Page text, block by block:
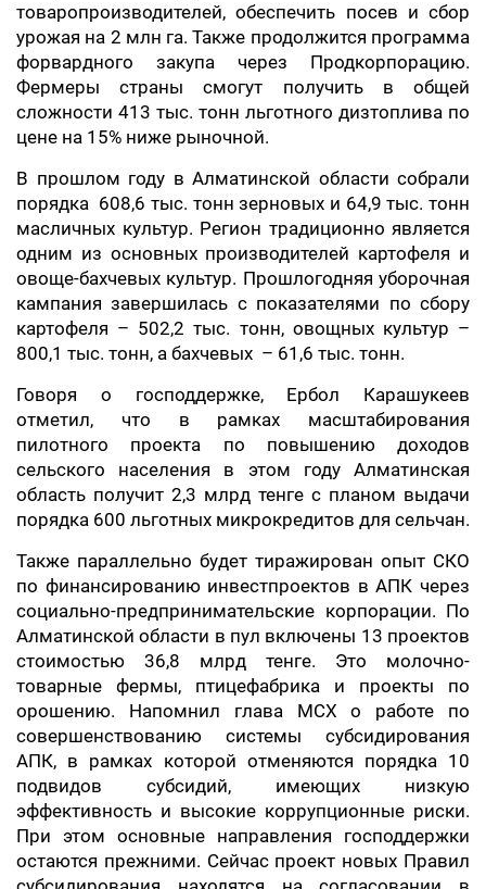
товаропроизводителей, обеспечить посев и сбор
урожая на 2 млн га. Также продолжится программа
форвардного закупа через Продкорпорацию.
Фермеры страны смогут получить в общей
сложности 413 тыс. тонн льготного дизтоплива по
цене на 15% ниже рыночной.
В прошлом году в Алматинской области собрали
порядка 608,6 тыс. тонн зерновых и 64,9 тыс. тонн
масличных культур. Регион традиционно является
одним из основных производителей картофеля и
овоще-бахчевых культур. Прошлогодняя уборочная
кампания завершилась с показателями по сбору
картофеля – 502,2 тыс. тонн, овощных культур –
800,1 тыс. тонн, а бахчевых – 61,6 тыс. тонн.
Говоря о господдержке, Ербол Карашукеев
отметил, что в рамках масштабирования
пилотного проекта по повышению доходов
сельского населения в этом году Алматинская
область получит 2,3 млрд тенге с планом выдачи
порядка 600 льготных микрокредитов для сельчан.
Также параллельно будет тиражирован опыт СКО
по финансированию инвестпроектов в АПК через
социально-предпринимательские корпорации. По
Алматинской области в пул включены 13 проектов
стоимостью 36,8 млрд тенге. Это молочно-
товарные фермы, птицефабрика и проекты по
орошению. Напомнил глава МСХ о работе по
совершенствованию системы субсидирования
АПК, в рамках которой отменяются порядка 10
подвидов субсидий, имеющих низкую
эффективность и высокие коррупционные риски.
При этом основные направления господдержки
остаются прежними. Сейчас проект новых Правил